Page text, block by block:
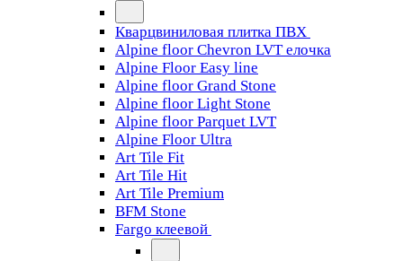
Кварцвиниловая плитка ПВХ
Alpine floor Chevron LVT елочка
Alpine Floor Easy line
Alpine floor Grand Stone
Alpine floor Light Stone
Alpine floor Parquet LVT
Alpine Floor Ultra
Art Tile Fit
Art Tile Hit
Art Tile Premium
BFM Stone
Fargo клеевой